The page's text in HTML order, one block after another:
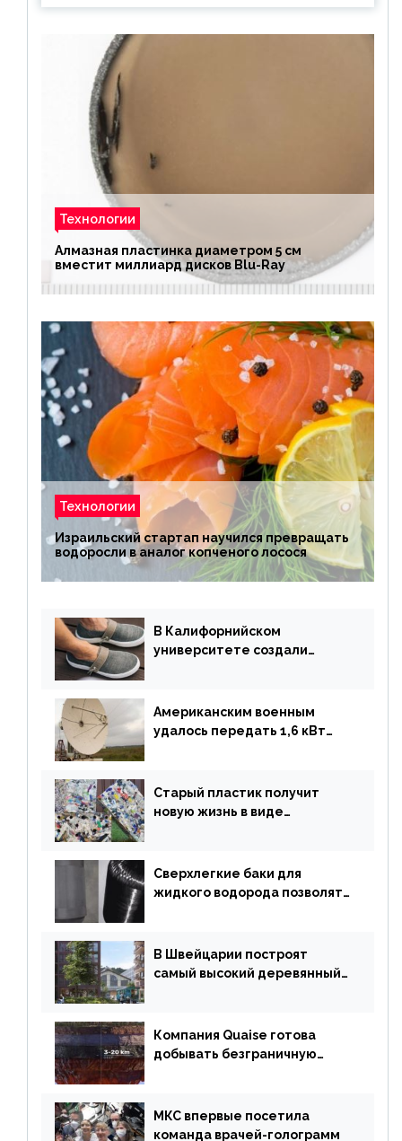
Технологии
Алмазная пластинка диаметром 5 см
вместит миллиард дисков Blu-Ray
Технологии
Израильский стартап научился превращать
водоросли в аналог копченого лосося
В Калифорнийском
университете создали
Американским военным
удалось передать 1,6 кВт
Старый пластик получит
новую жизнь в виде
Сверхлегкие баки для
жидкого водорода позволят
В Швейцарии построят
самый высокий деревянный
Компания Quaise готова
добывать безграничную
МКС впервые посетила
команда врачей-голограмм